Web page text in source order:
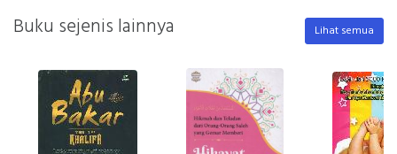
Buku sejenis lainnya Lihat semua